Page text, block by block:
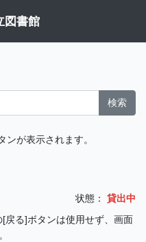
図書館
検索
ンが表示されます。
状態：
貸出中
戻る]ボタンは使用せず、画面